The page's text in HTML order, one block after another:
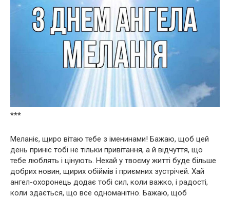
***
Меланіє, щиро вітаю тебе з іменинами! Бажаю, щоб цей
день приніс тобі не тільки привітання, а й відчуття, що
тебе люблять і цінують. Нехай у твоєму житті буде більше
добрих новин, щирих обіймів і приємних зустрічей. Хай
ангел-охоронець додає тобі сил, коли важко, і радості,
коли здається, що все одноманітно. Бажаю, щоб